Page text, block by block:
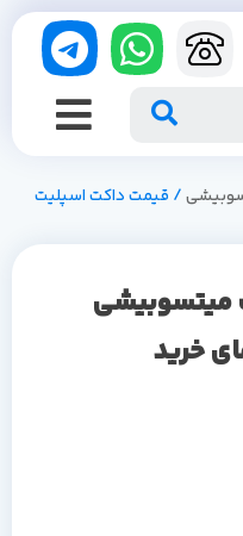
/ قیمت داکت اسپلیت
میتسوبیشی